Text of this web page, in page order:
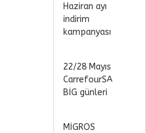
Haziran ayı
indirim
kampanyası
22/28 Mayıs
CarrefourSA
BİG günleri
MİGROS